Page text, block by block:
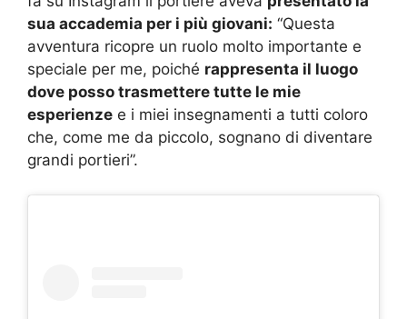
sua accademia per i più giovani: “Questa
avventura ricopre un ruolo molto importante e
speciale per me, poiché rappresenta il luogo
dove posso trasmettere tutte le mie
esperienze e i miei insegnamenti a tutti coloro
che, come me da piccolo, sognano di diventare
grandi portieri”.